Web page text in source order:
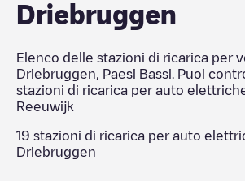
Driebruggen
Elenco delle stazioni di ricarica per
Driebruggen
Paesi Bassi . Puoi
stazioni di ricarica per auto
Reeuwijk
19 stazioni di ricarica per auto
Driebruggen